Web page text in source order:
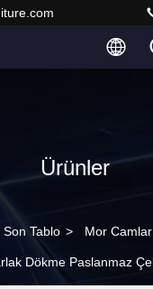
Ürünler
Son Tablo > Mor
Dökme Paslanmaz